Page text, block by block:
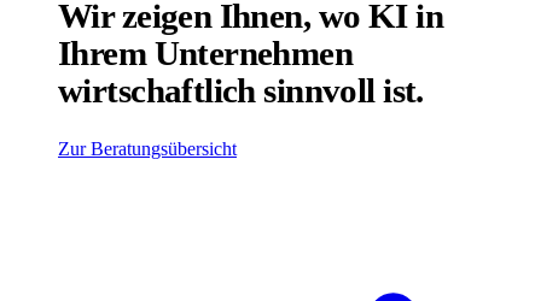
Wir zeigen Ihnen, wo KI in
Ihrem Unternehmen
wirtschaftlich sinnvoll ist.
Zur Beratungsübersicht